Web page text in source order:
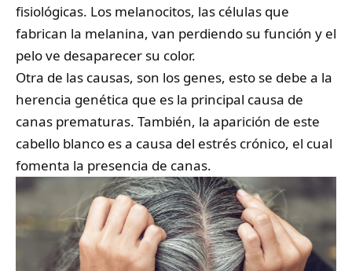
fisiológicas. Los melanocitos, las células que
fabrican la melanina, van perdiendo su función y el
pelo ve desaparecer su color.
Otra de las causas, son los genes, esto se debe a la
herencia genética que es la principal causa de
canas prematuras. También, la aparición de este
cabello blanco es a causa del estrés crónico, el cual
fomenta la presencia de canas.